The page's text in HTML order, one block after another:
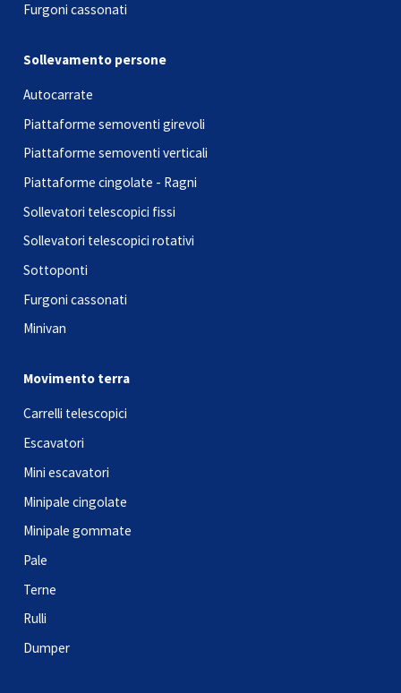
Furgoni cassonati
Sollevamento persone
Autocarrate
Piattaforme semoventi girevoli
Piattaforme semoventi verticali
Piattaforme cingolate - Ragni
Sollevatori telescopici fissi
Sollevatori telescopici rotativi
Sottoponti
Furgoni cassonati
Minivan
Movimento terra
Carrelli telescopici
Escavatori
Mini escavatori
Minipale cingolate
Minipale gommate
Pale
Terne
Rulli
Dumper